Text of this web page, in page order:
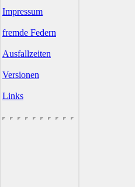
Impressum
fremde Federn
Ausfallzeiten
Versionen
Links